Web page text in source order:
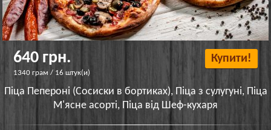
640 грн.
1340 грам / 16 штук(и)
Купити!
Піца Пепероні (Сосиски в бортиках), Піца з сулугуні, Піца
М'ясне асорті, Піца від Шеф-кухаря